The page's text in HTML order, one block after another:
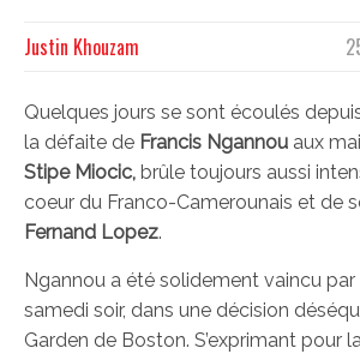
Justin Khouzam
Quelques jours se sont écoulés depuis
la défaite de Francis Ngannou aux
Stipe Miocic, brûle toujours aussi
coeur du Franco-Camerounais et de
Fernand Lopez.
Ngannou a été solidement vaincu par
samedi soir, dans une décision
Garden de Boston. S’exprimant pour